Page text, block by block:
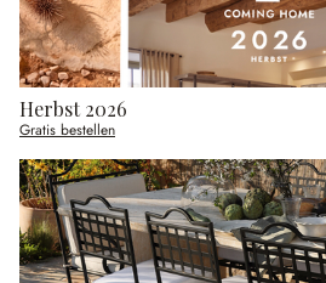
Herbst 2026
Gratis bestellen